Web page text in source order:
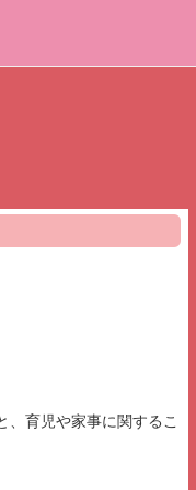
、育児や家事に関するこ